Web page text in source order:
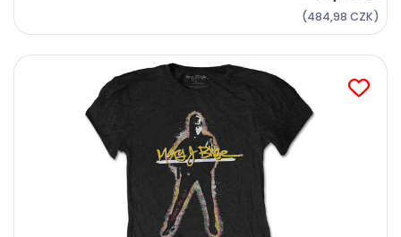
(484,98 CZK)